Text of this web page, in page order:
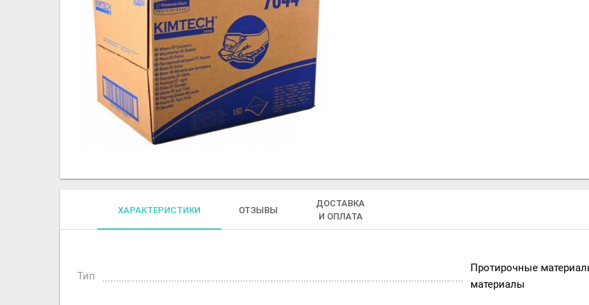
ХАРАКТЕРИСТИКИ ОТЗЫВЫ
ДОСТАВКА
И ОПЛАТА
Тип
Протирочные
материалы